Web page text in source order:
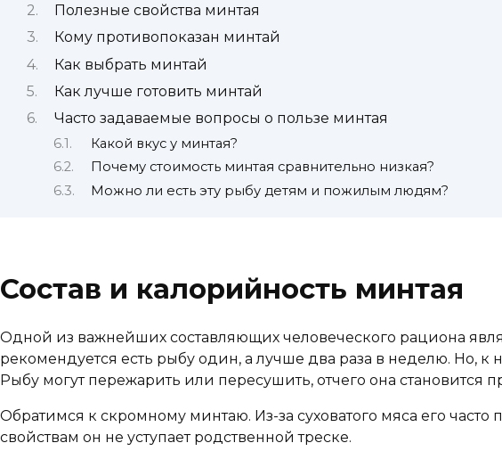
Полезные свойства минтая
Кому противопоказан минтай
Как выбрать минтай
Как лучше готовить минтай
Часто задаваемые вопросы о пользе минтая
Какой вкус у минтая?
Почему стоимость минтая сравнительно низкая?
Можно ли есть эту рыбу детям и пожилым людям?
Состав и калорийность минтая
Одной из важнейших составляющих человеческого рациона
рекомендуется есть рыбу один, а лучше два раза в неделю. Но,
Рыбу могут пережарить или пересушить, отчего она
Обратимся к скромному минтаю. Из-за суховатого мяса его
свойствам он не уступает родственной треске.